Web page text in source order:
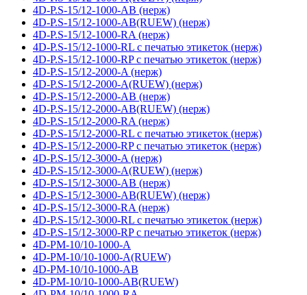
4D-P.S-15/12-1000-AB (нерж)
4D-P.S-15/12-1000-AB(RUEW) (нерж)
4D-P.S-15/12-1000-RA (нерж)
4D-P.S-15/12-1000-RL с печатью этикеток (нерж)
4D-P.S-15/12-1000-RP с печатью этикеток (нерж)
4D-P.S-15/12-2000-A (нерж)
4D-P.S-15/12-2000-A(RUEW) (нерж)
4D-P.S-15/12-2000-AB (нерж)
4D-P.S-15/12-2000-AB(RUEW) (нерж)
4D-P.S-15/12-2000-RA (нерж)
4D-P.S-15/12-2000-RL с печатью этикеток (нерж)
4D-P.S-15/12-2000-RP с печатью этикеток (нерж)
4D-P.S-15/12-3000-A (нерж)
4D-P.S-15/12-3000-A(RUEW) (нерж)
4D-P.S-15/12-3000-AB (нерж)
4D-P.S-15/12-3000-AB(RUEW) (нерж)
4D-P.S-15/12-3000-RA (нерж)
4D-P.S-15/12-3000-RL с печатью этикеток (нерж)
4D-P.S-15/12-3000-RP с печатью этикеток (нерж)
4D-PM-10/10-1000-A
4D-PM-10/10-1000-A(RUEW)
4D-PM-10/10-1000-AB
4D-PM-10/10-1000-AB(RUEW)